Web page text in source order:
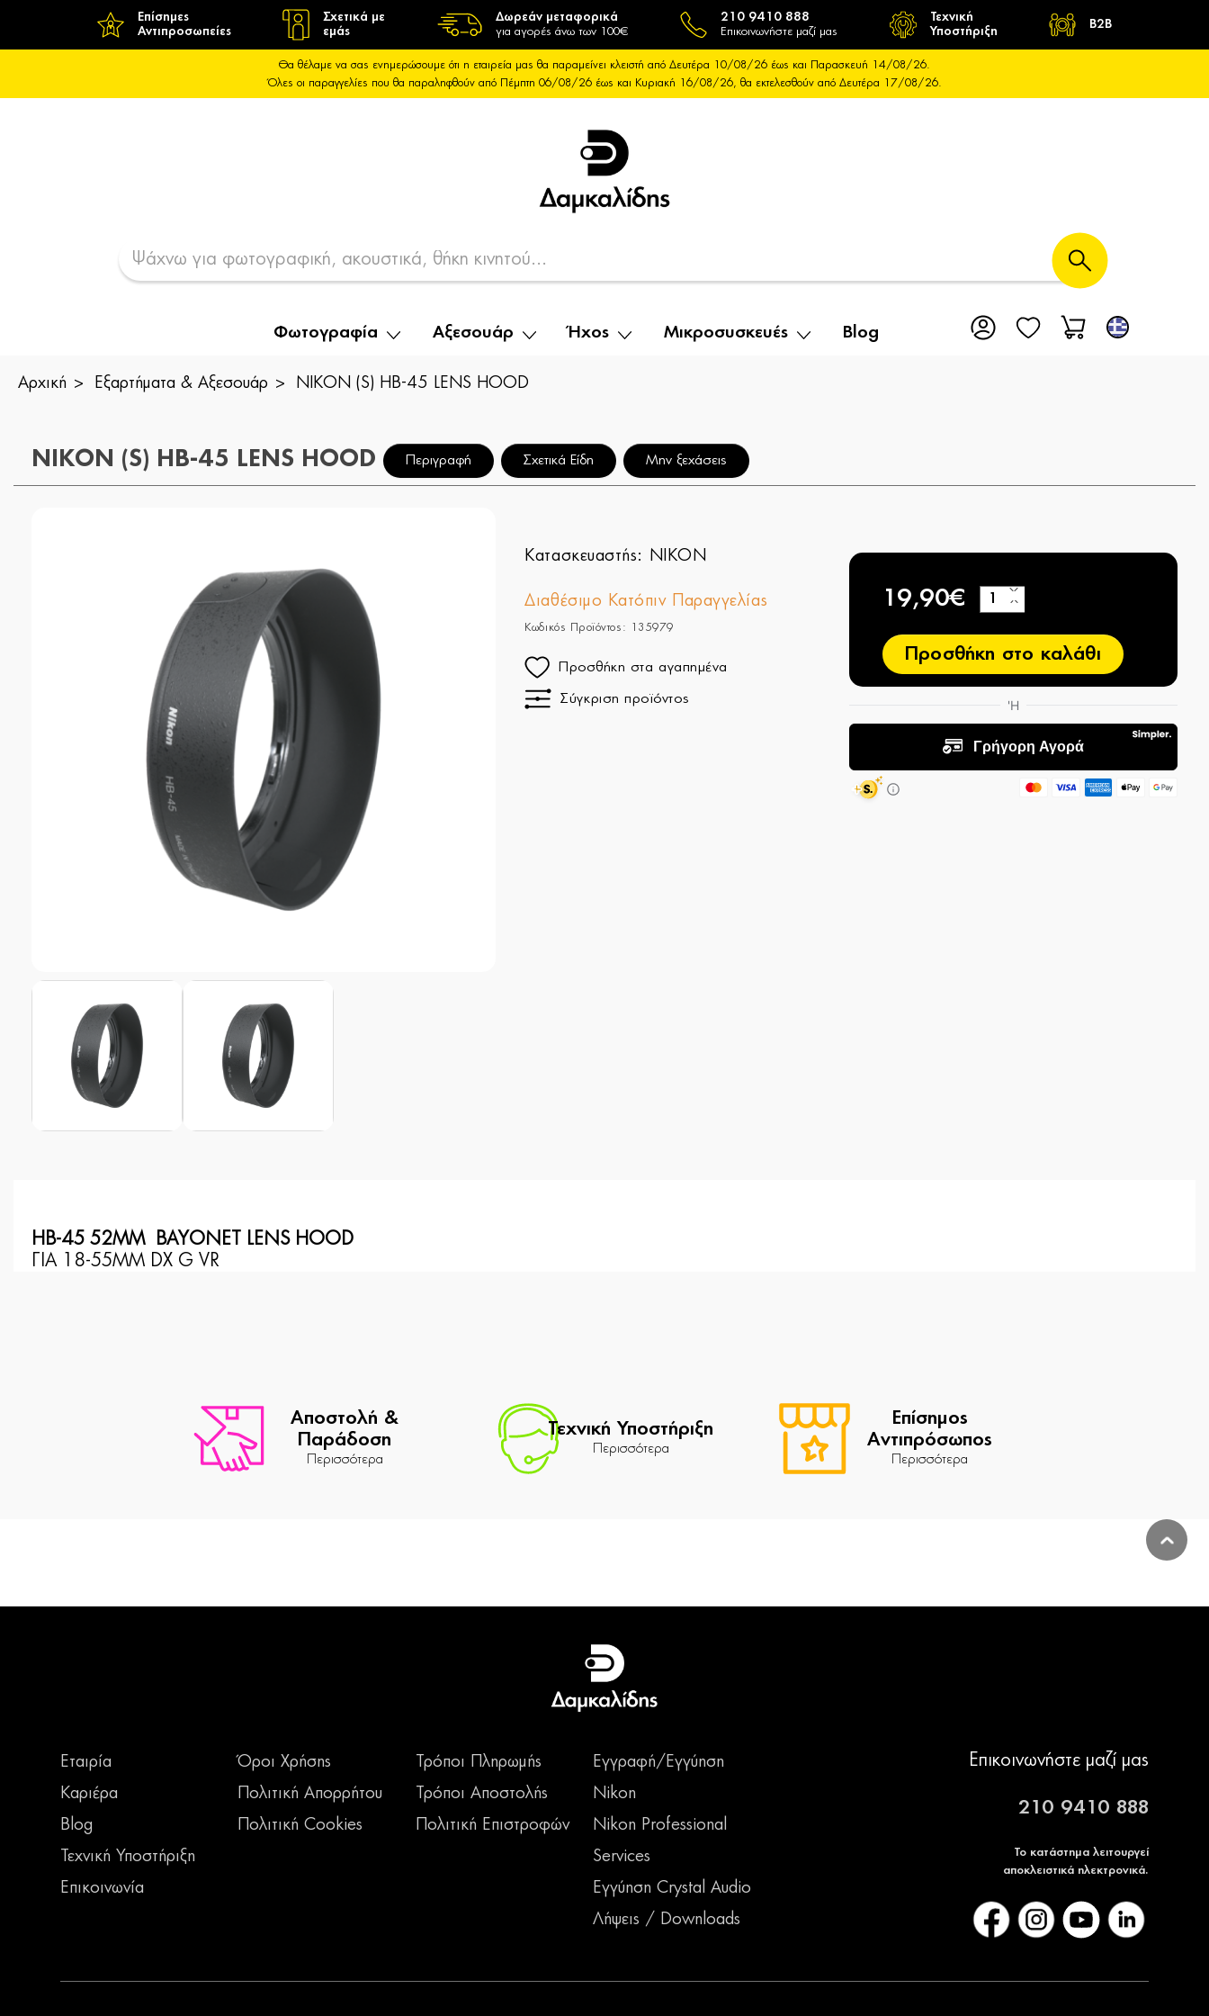
Επίσημες
Αντιπροσωπείες
Σχετικά με
εμάς
Δωρεάν μεταφορικά
για αγορές άνω των 100€
210 9410 888
Επικοινωνήστε μαζί μας
Τεχνική
Υποστήριξη
B2B
Θα θέλαμε να σας ενημερώσουμε ότι η εταιρεία μας θα παραμείνει κλειστή από Δευτέρα 10/08/26 έως και Παρασκευή 14/08/26.
Όλες οι παραγγελίες που θα παραληφθούν από Πέμπτη 06/08/26 έως και Κυριακή 16/08/26, θα εκτελεσθούν από Δευτέρα 17/08/26.
Φωτογραφία Αξεσουάρ Ήχος Μικροσυσκευές Blog
Αρχική Εξαρτήματα & Αξεσουάρ NIKON (S) HB-45 LENS HOOD
NIKON (S) HB-45 LENS HOOD Περιγραφή Σχετικά Είδη Μην ξεχάσεις
Κατασκευαστής: NIKON
Διαθέσιμο Κατόπιν Παραγγελίας
Κωδικός Προϊόντος: 135979
Προσθήκη στα αγαπημένα
Σύγκριση προϊόντος
19,90€ −
+
Προσθήκη στο καλάθι
HB-45 52MM BAYONET LENS HOOD
ΓΙΑ 18-55ΜΜ DX G VR
Αποστολή &
Παράδοση
Περισσότερα
Τεχνική Υποστήριξη
Περισσότερα
Επίσημος
Αντιπρόσωπος
Περισσότερα
Εταιρία
Καριέρα
Blog
Τεχνική Υποστήριξη
Επικοινωνία
Όροι Χρήσης
Πολιτική Απορρήτου
Πολιτική Cookies
Τρόποι Πληρωμής
Τρόποι Αποστολής
Πολιτική Επιστροφών
Εγγραφή/Εγγύηση
Nikon
Nikon Professional
Services
Εγγύηση Crystal Audio
Λήψεις / Downloads
Επικοινωνήστε μαζί μας
210 9410 888
Το κατάστημα λειτουργεί
αποκλειστικά ηλεκτρονικά.